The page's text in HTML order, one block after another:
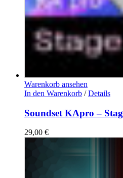
Warenkorb ansehen
In den Warenkorb / Details
Soundset KApro –
29,00 €